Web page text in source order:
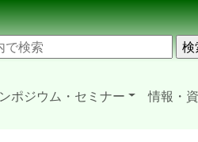
ポジウム・セミナー 情報・